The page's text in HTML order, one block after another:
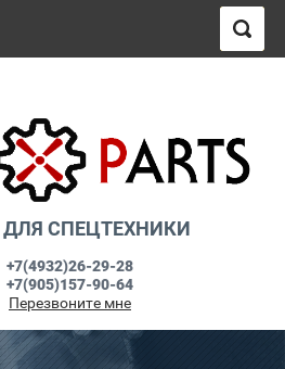
СПЕЦТЕХНИКИ
+7(4932)26-29-28
+7(905)157-90-64
Перезвоните мне